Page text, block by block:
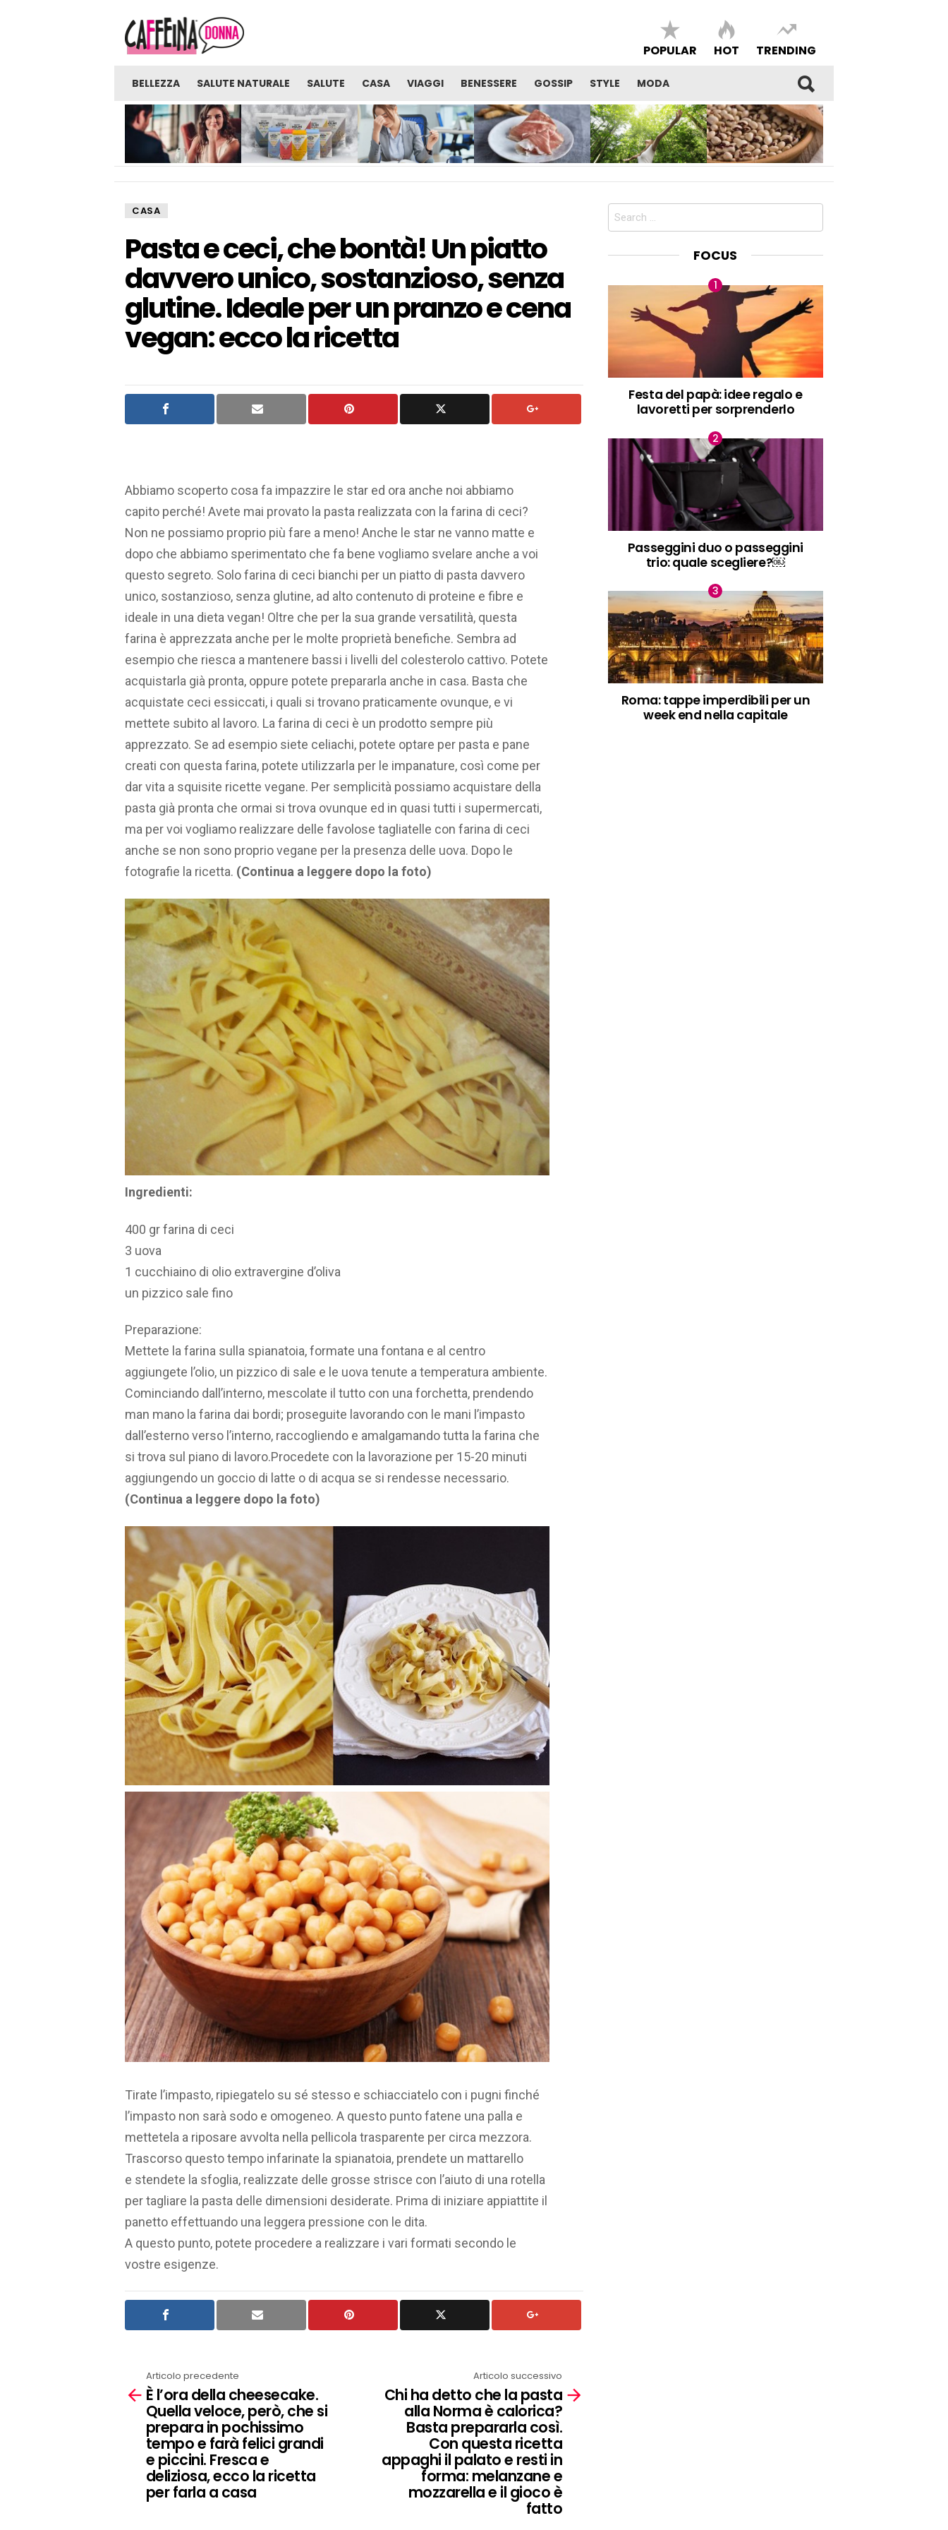
POPULAR HOT TRENDING
BELLEZZA SALUTE NATURALE SALUTE CASA VIAGGI BENESSERE GOSSIP STYLE MODA
NOVITÀ
PER UNA VERA RELAZIONE
DEGLI ADULTI?
SORPRENDENTE DI UTILE PER RECUPERARE DANIELE: ALIMENTO BENESSERE E DELLA BENESSERE E BELL’ESSERE
CASA
Pasta e ceci, che bontà! Un piatto
davvero unico, sostanzioso, senza
glutine. Ideale per un pranzo e cena
vegan: ecco la ricetta
Abbiamo scoperto cosa fa impazzire le star ed ora anche noi abbiamo
capito perché! Avete mai provato la pasta realizzata con la farina di ceci?
Non ne possiamo proprio più fare a meno! Anche le star ne vanno matte e
dopo che abbiamo sperimentato che fa bene vogliamo svelare anche a voi
questo segreto. Solo farina di ceci bianchi per un piatto di pasta davvero
unico, sostanzioso, senza glutine, ad alto contenuto di proteine e fibre e
ideale in una dieta vegan! Oltre che per la sua grande versatilità, questa
farina è apprezzata anche per le molte proprietà benefiche. Sembra ad
esempio che riesca a mantenere bassi i livelli del colesterolo cattivo. Potete
acquistarla già pronta, oppure potete prepararla anche in casa. Basta che
acquistate ceci essiccati, i quali si trovano praticamente ovunque, e vi
mettete subito al lavoro. La farina di ceci è un prodotto sempre più
apprezzato. Se ad esempio siete celiachi, potete optare per pasta e pane
creati con questa farina, potete utilizzarla per le impanature, così come per
dar vita a squisite ricette vegane. Per semplicità possiamo acquistare della
pasta già pronta che ormai si trova ovunque ed in quasi tutti i supermercati,
ma per voi vogliamo realizzare delle favolose tagliatelle con farina di ceci
anche se non sono proprio vegane per la presenza delle uova. Dopo le
fotografie la ricetta. (Continua a leggere dopo la foto)
Ingredienti:
400 gr farina di ceci
3 uova
1 cucchiaino di olio extravergine d’oliva
un pizzico sale fino
Preparazione:
Mettete la farina sulla spianatoia, formate una fontana e al centro
aggiungete l’olio, un pizzico di sale e le uova tenute a temperatura ambiente.
Cominciando dall’interno, mescolate il tutto con una forchetta, prendendo
man mano la farina dai bordi; proseguite lavorando con le mani l’impasto
dall’esterno verso l’interno, raccogliendo e amalgamando tutta la farina che
si trova sul piano di lavoro.Procedete con la lavorazione per 15-20 minuti
aggiungendo un goccio di latte o di acqua se si rendesse necessario.
(Continua a leggere dopo la foto)
Tirate l’impasto, ripiegatelo su sé stesso e schiacciatelo con i pugni finché
l’impasto non sarà sodo e omogeneo. A questo punto fatene una palla e
mettetela a riposare avvolta nella pellicola trasparente per circa mezzora.
Trascorso questo tempo infarinate la spianatoia, prendete un mattarello
e stendete la sfoglia, realizzate delle grosse strisce con l’aiuto di una rotella
per tagliare la pasta delle dimensioni desiderate. Prima di iniziare appiattite il
panetto effettuando una leggera pressione con le dita.
A questo punto, potete procedere a realizzare i vari formati secondo le
vostre esigenze.
more
Articolo precedente
È l’ora della cheesecake.
Quella veloce, però, che si
prepara in pochissimo
tempo e farà felici grandi
e piccini. Fresca e
deliziosa, ecco la ricetta
per farla a casa
Articolo successivo
Chi ha detto che la pasta
alla Norma è calorica?
Basta prepararla così.
Con questa ricetta
appaghi il palato e resti in
forma: melanzane e
mozzarella e il gioco è
fatto
Search
FOCUS
Festa del papà: idee regalo e
lavoretti per sorprenderlo
Passeggini duo o passeggini
trio: quale scegliere?￼
Roma: tappe imperdibili per un
week end nella capitale